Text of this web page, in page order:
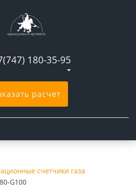
180-35-95
расчет
счетчики газа
G100